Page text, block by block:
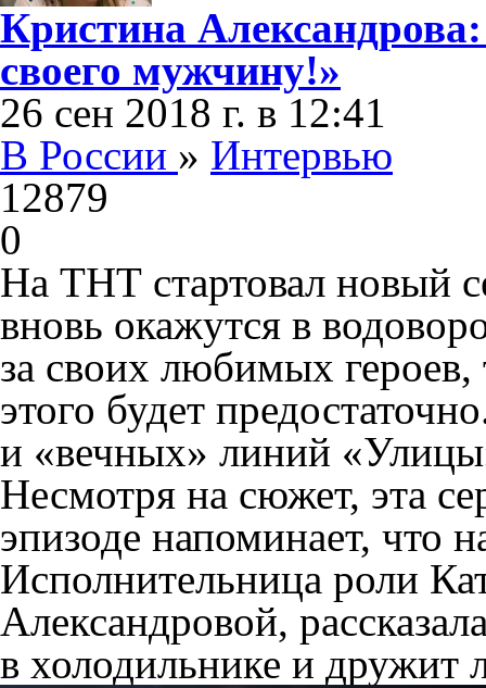
Кристина Александрова:
своего мужчину!»
26 сен 2018 г. в 12:41
В России » Интервью
12879
0
На ТНТ стартовал новый
вновь окажутся в
за своих любимых
этого будет
и «вечных» линий
Несмотря на сюжет, эта
эпизоде напоминает, что
Исполнительница роли
Александровой,
в холодильнике и дружит